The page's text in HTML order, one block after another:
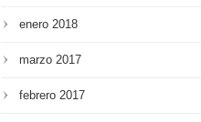
enero 2018
marzo 2017
febrero 2017